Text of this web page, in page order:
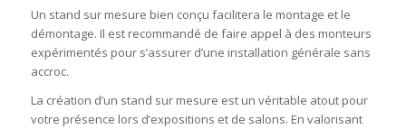
Un stand sur mesure bien conçu facilitera le montage et le
démontage. Il est recommandé de faire appel à des monteurs
expérimentés pour s’assurer d’une installation générale sans
accroc.
La création d’un stand sur mesure est un véritable atout pour
votre présence lors d’expositions et de salons. En valorisant